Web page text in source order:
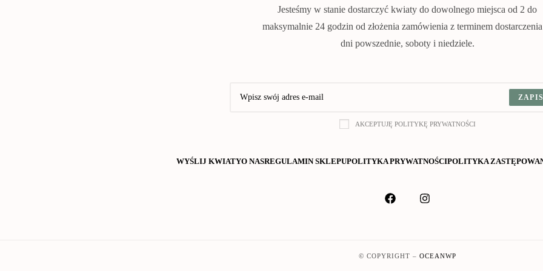
Jesteśmy w stanie dostarczyć kwiaty do dowolnego miejsca od 2 do
maksymalnie 24 godzin od złożenia zamówienia z terminem
dni powszednie, soboty i niedziele.
AKCEPTUJĘ POLITYKĘ PRYWATNOŚCI
WYŚLIJ KWIATYO NASREGULAMIN SKLEPUPOLITYKA PRYWATNOŚCIPOLITYKA
© COPYRIGHT – OCEANWP